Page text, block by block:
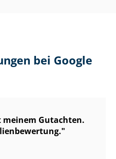
bei Google
Gutachten.